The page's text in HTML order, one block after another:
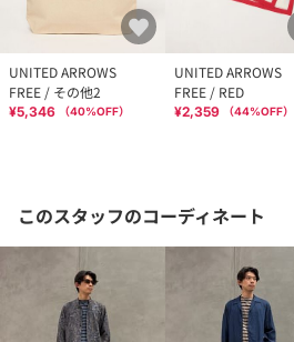
UNITED ARROWS
FREE / その他2
¥5,346 （40%OFF）
UNITED ARROWS
FREE / RED
¥2,359 （44%OFF）
このスタッフのコーディネート